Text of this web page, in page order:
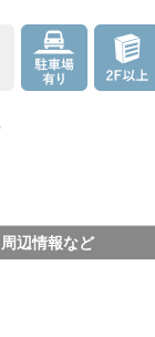
辺情報など